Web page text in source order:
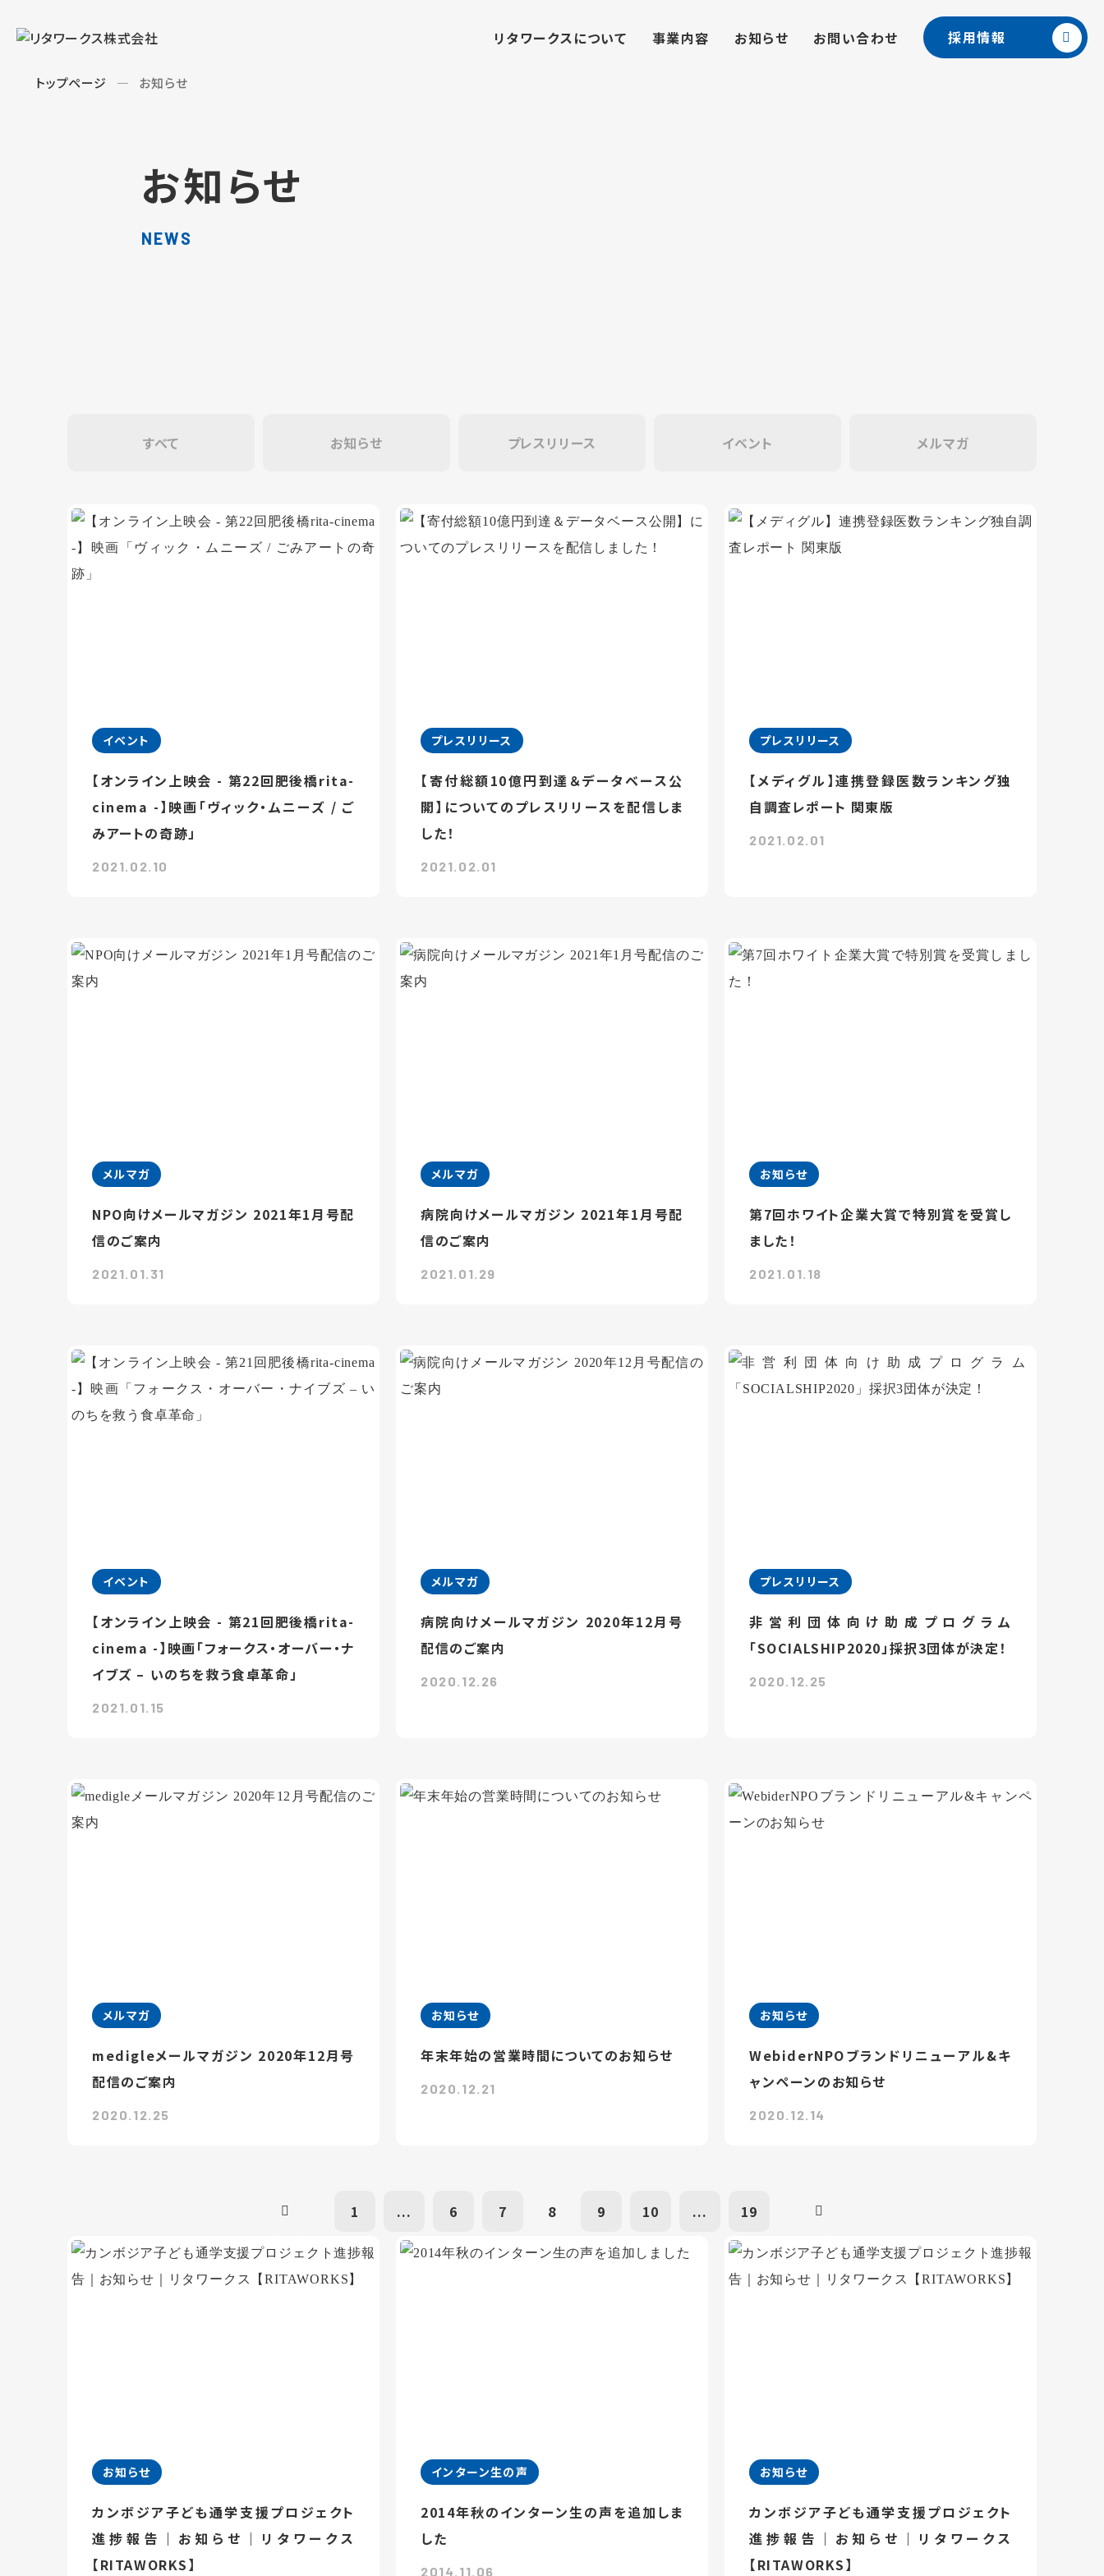
リタワークスについて 事業内容 お知らせ お問い合わせ 採用情報
トップページ お知らせ
お知らせ
NEWS
すべて お知らせ プレスリリース イベント メルマガ
イベント
【オンライン上映会 - 第22回肥後橋rita-
cinema -】映画「ヴィック・ムニーズ / ご
みアートの奇跡」
2021.02.10
プレスリリース
【寄付総額10億円到達＆データベース公
開】についてのプレスリリースを配信しま
した！
2021.02.01
プレスリリース
【メディグル】連携登録医数ランキング独
⾃調査レポート 関東版
2021.02.01
メルマガ
NPO向けメールマガジン 2021年1月号配
信のご案内
2021.01.31
メルマガ
病院向けメールマガジン 2021年1月号配
信のご案内
2021.01.29
お知らせ
第7回ホワイト企業大賞で特別賞を受賞し
ました！
2021.01.18
イベント
【オンライン上映会 - 第21回肥後橋rita-
cinema -】映画「フォークス・オーバー・ナ
イブズ – いのちを救う食卓革命」
2021.01.15
メルマガ
病院向けメールマガジン 2020年12月号
配信のご案内
2020.12.26
プレスリリース
非営利団体向け助成プログラム
「SOCIALSHIP2020」採択3団体が決定！
2020.12.25
メルマガ
medigleメールマガジン 2020年12月号
配信のご案内
2020.12.25
お知らせ
年末年始の営業時間についてのお知らせ
2020.12.21
お知らせ
WebiderNPOブランドリニューアル&キ
ャンペーンのお知らせ
2020.12.14
1 ... 6 7 8 9 10 ... 19
お知らせ
カンボジア子ども通学支援プロジェクト
進捗報告｜お知らせ｜リタワークス
【RITAWORKS】
インターン生の声
2014年秋のインターン生の声を追加しま
した
2014.11.06
お知らせ
カンボジア子ども通学支援プロジェクト
進捗報告｜お知らせ｜リタワークス
【RITAWORKS】